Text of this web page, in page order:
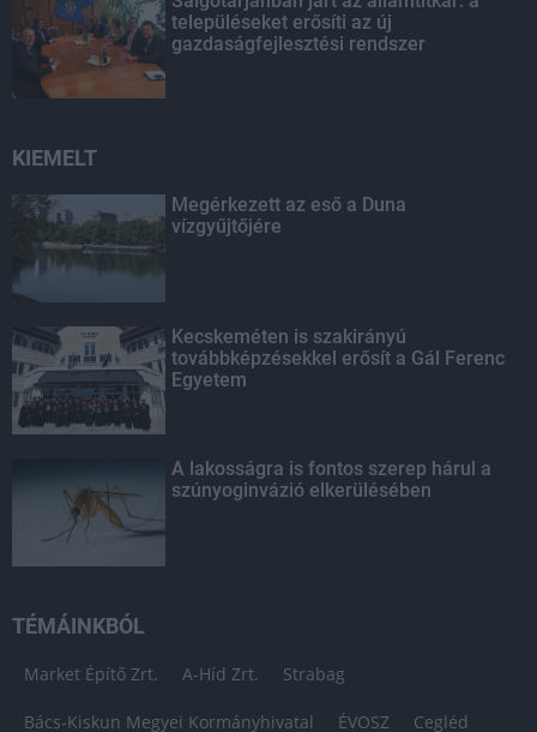
településeket erősíti az új
gazdaságfejlesztési rendszer
KIEMELT
Megérkezett az eső a Duna
vízgyűjtőjére
Kecskeméten is szakirányú
továbbképzésekkel erősít a Gál Ferenc
Egyetem
A lakosságra is fontos szerep hárul a
szúnyoginvázió elkerülésében
TÉMÁINKBÓL
Market Építő Zrt. A-Híd Zrt. Strabag
Bács-Kiskun Megyei Kormányhivatal ÉVOSZ Cegléd